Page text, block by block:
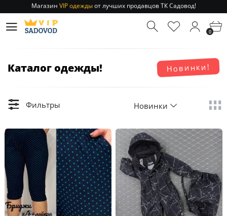
Отправление заказа 1-3 дняпо РФ и МСК!
Магазин
от лучших продавцов ТК Садовод!
0
Новинки!
Каталог одежды!
Фильтры Новинки